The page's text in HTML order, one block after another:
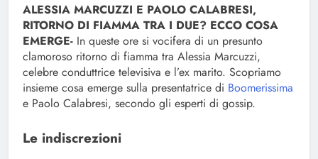
ALESSIA MARCUZZI E PAOLO CALABRESI,
RITORNO DI FIAMMA TRA I DUE? ECCO COSA
EMERGE- In queste ore si vocifera di un presunto
clamoroso ritorno di fiamma tra Alessia Marcuzzi,
celebre conduttrice televisiva e l’ex marito. Scopriamo
insieme cosa emerge sulla presentatrice di Boomerissima
e Paolo Calabresi, secondo gli esperti di gossip.
Le indiscrezioni